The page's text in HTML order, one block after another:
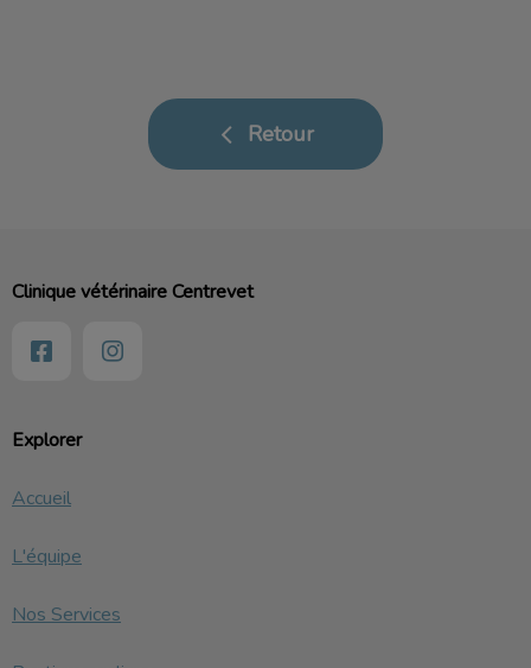
Retour
Explorer
Accueil
L'équipe
Nos Services
Clinique vétérinaire Centrevet